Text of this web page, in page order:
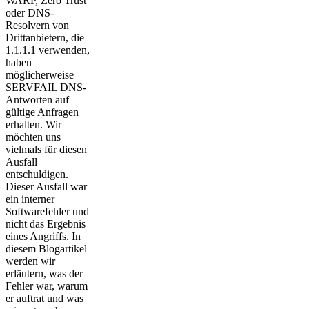
oder DNS-
Resolvern von
Drittanbietern, die
1.1.1.1 verwenden,
haben
möglicherweise
SERVFAIL DNS-
Antworten auf
gültige Anfragen
erhalten. Wir
möchten uns
vielmals für diesen
Ausfall
entschuldigen.
Dieser Ausfall war
ein interner
Softwarefehler und
nicht das Ergebnis
eines Angriffs. In
diesem Blogartikel
werden wir
erläutern, was der
Fehler war, warum
er auftrat und was